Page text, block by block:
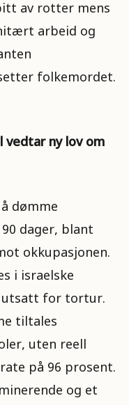
av rotter mens
arbeid og
folkemordet.
vedtar ny lov om
dømme
dager, blant
okkupasjonen.
i israelske
utsatt for tortur.
tiltales
uten reell
på 96 prosent.
og et